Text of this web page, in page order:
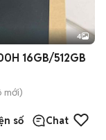
4
16GB/512GB
mới)
số Chat